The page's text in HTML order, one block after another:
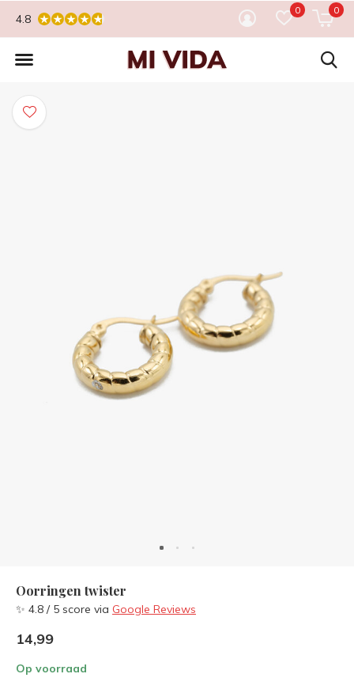
0 0
4.8
Oorringen twister
✨ 4.8 / 5 score via Google Reviews
14,99
Op voorraad